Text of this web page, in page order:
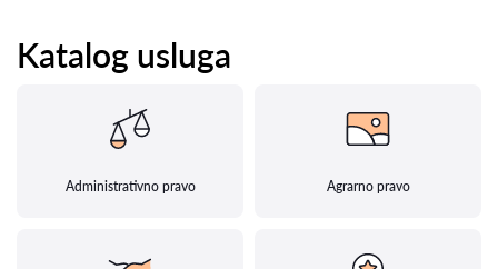
Katalog usluga
Administrativno pravo Agrarno pravo